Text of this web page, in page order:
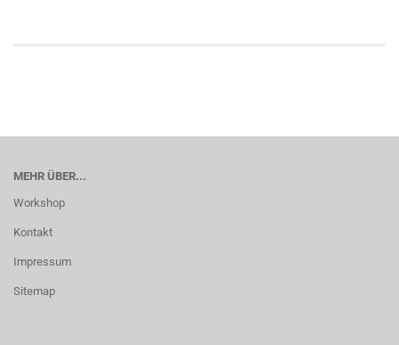
MEHR ÜBER...
Workshop
Kontakt
Impressum
Sitemap